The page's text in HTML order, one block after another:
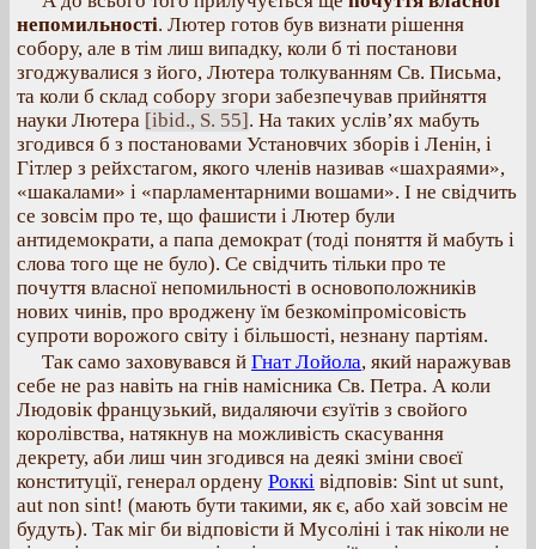
непомильності. Лютер готов був визнати рішення
собору, але в тім лиш випадку, коли б ті постанови
згоджувалися з його, Лютера толкуванням Св. Письма,
та коли б склад собору згори забезпечував прийняття
науки Лютера [ibid., S. 55]. На таких услів’ях мабуть
згодився б з постановами Установчих зборів і Ленін, і
Гітлер з рейхстагом, якого членів називав «шахраями»,
«шакалами» і «парламентарними вошами». І не свідчить
се зовсім про те, що фашисти і Лютер були
антидемократи, а папа демократ (тоді поняття й мабуть і
слова того ще не було). Се свідчить тільки про те
почуття власної непомильності в основоположників
нових чинів, про вроджену їм безкоміпромісовість
супроти ворожого світу і більшості, незнану партіям.
Так само заховувався й Гнат Лойола, який наражував
себе не раз навіть на гнів намісника Св. Петра. А коли
Людовік французький, видаляючи єзуїтів з свойого
королівства, натякнув на можливість скасування
декрету, аби лиш чин згодився на деякі зміни своєї
конституції, генерал ордену Роккі відповів: Sint ut sunt,
aut non sint! (мають бути такими, як є, або хай зовсім не
будуть). Так міг би відповісти й Мусоліні і так ніколи не